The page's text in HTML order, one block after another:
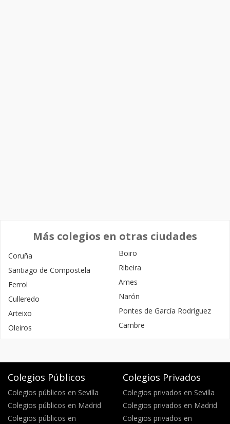
Más colegios en otras ciudades
Coruña
Santiago de Compostela
Ferrol
Culleredo
Arteixo
Oleiros
Boiro
Ribeira
Ames
Narón
Pontes de García Rodríguez
Cambre
Colegios Públicos
Colegios públicos en Sevilla
Colegios públicos en Madrid
Colegios públicos en
Colegios Privados
Colegios privados en Sevilla
Colegios privados en Madrid
Colegios privados en